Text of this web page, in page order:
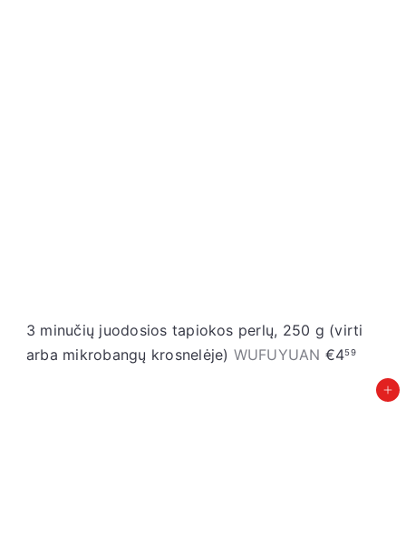
3 minučių juodosios tapiokos perlų, 250 g (virti
arba mikrobangų krosnelėje) WUFUYUAN €459
Įdėti į krepšelį